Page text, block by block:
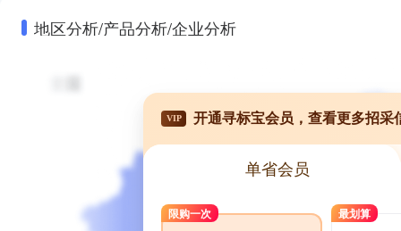
地区分析/产品分析/企业分析
VIP 开通寻标宝会员，查看更多招采
单省会员
限购一次 最划算